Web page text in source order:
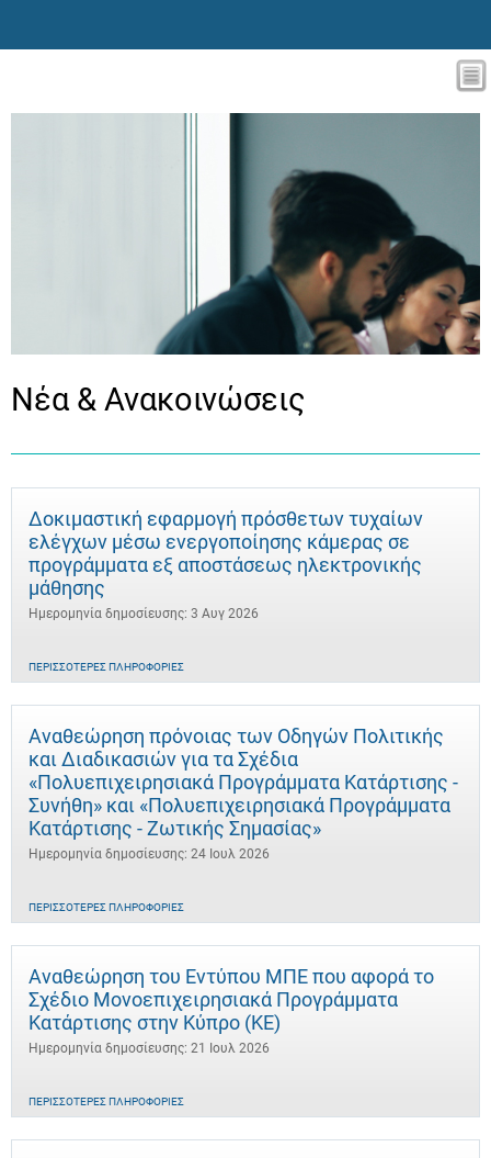
Νέα & Ανακοινώσεις
Δοκιμαστική εφαρμογή πρόσθετων τυχαίων
ελέγχων μέσω ενεργοποίησης κάμερας σε
προγράμματα εξ αποστάσεως ηλεκτρονικής
μάθησης
Ημερομηνία δημοσίευσης: 3 Αυγ 2026
ΠΕΡΙΣΣΌΤΕΡΕΣ ΠΛΗΡΟΦΟΡΊΕΣ
Αναθεώρηση πρόνοιας των Οδηγών Πολιτικής
και Διαδικασιών για τα Σχέδια
«Πολυεπιχειρησιακά Προγράμματα Κατάρτισης -
Συνήθη» και «Πολυεπιχειρησιακά Προγράμματα
Κατάρτισης - Ζωτικής Σημασίας»
Ημερομηνία δημοσίευσης: 24 Ιουλ 2026
ΠΕΡΙΣΣΌΤΕΡΕΣ ΠΛΗΡΟΦΟΡΊΕΣ
Αναθεώρηση του Εντύπου ΜΠΕ που αφορά το
Σχέδιο Μονοεπιχειρησιακά Προγράμματα
Κατάρτισης στην Κύπρο (ΚΕ)
Ημερομηνία δημοσίευσης: 21 Ιουλ 2026
ΠΕΡΙΣΣΌΤΕΡΕΣ ΠΛΗΡΟΦΟΡΊΕΣ